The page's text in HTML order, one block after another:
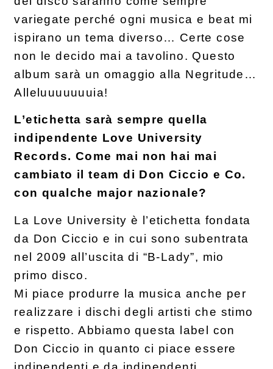
variegate perché ogni musica e beat mi
ispirano un tema diverso… Certe cose
non le decido mai a tavolino. Questo
album sarà un omaggio alla Negritude…
Alleluuuuuuuia!
L’etichetta sarà sempre quella
indipendente Love University
Records. Come mai non hai mai
cambiato il team di Don Ciccio e Co.
con qualche major nazionale?
La Love University è l’etichetta fondata
da Don Ciccio e in cui sono subentrata
nel 2009 all’uscita di “B-Lady”, mio
primo disco.
Mi piace produrre la musica anche per
realizzare i dischi degli artisti che stimo
e rispetto. Abbiamo questa label con
Don Ciccio in quanto ci piace essere